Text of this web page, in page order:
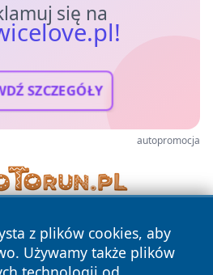
się na
SZCZEGÓŁY
autopromocja
z plików cookies, aby
Używamy także plików